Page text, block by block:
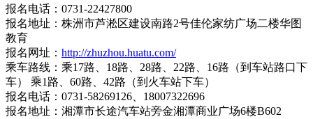
报名电话：0731-22427800
报名地址：株洲市芦淞区建设南路2号佳伦家纺广场二楼华图
教育
报名网址： http://zhuzhou.huatu.com/
乘车路线：乘17路、18路、28路、22路、16路（到车站路口下
车） 乘1路、60路、42路（到火车站下车）
报名电话：0731-58269126、18007322696
报名地址：湘潭市长途汽车站旁金湘潭商业广场6楼B602